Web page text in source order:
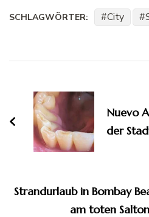
SCHLAGWÖRTER: City
Nuevo
der
Strandurlaub in Bombay
am toten